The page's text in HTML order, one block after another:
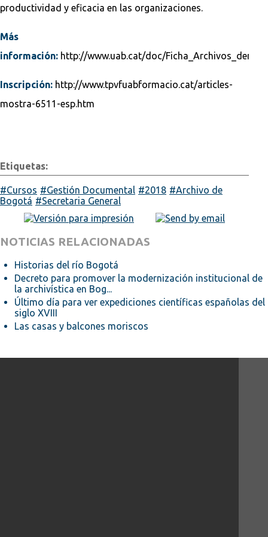
productividad y eficacia en las organizaciones.
Más
información: http://www.uab.cat/doc/
Inscripción: http://www.tpvfuabformacio.cat/articles-
mostra-6511-esp.htm
Etiquetas:
Cursos Gestión Documental 2018
Archivo de
Bogotá
Secretaria General
NOTICIAS RELACIONADAS
Historias del río Bogotá
Decreto para promover la modernización institucional de
la archivística en Bog...
Último día para ver expediciones científicas españolas del
siglo XVIII
Las casas y balcones moriscos